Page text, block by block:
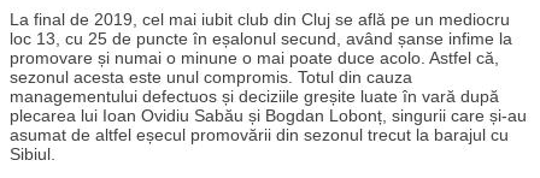
La final de 2019, cel mai iubit club din Cluj se află pe un mediocru
loc 13, cu 25 de puncte în eșalonul secund, având șanse infime la
promovare și numai o minune o mai poate duce acolo. Astfel că,
sezonul acesta este unul compromis. Totul din cauza
managementului defectuos și deciziile greșite luate în vară după
plecarea lui Ioan Ovidiu Sabău și Bogdan Lobonț, singurii care și-au
asumat de altfel eșecul promovării din sezonul trecut la barajul cu
Sibiul.